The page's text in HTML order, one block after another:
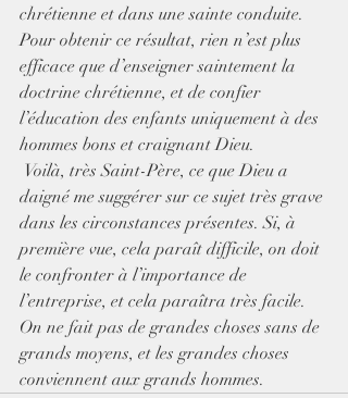
chrétienne et dans une sainte conduite.
Pour obtenir ce résultat, rien n’est plus
efficace que d’enseigner saintement la
doctrine chrétienne, et de confier
l’éducation des enfants uniquement à des
hommes bons et craignant Dieu.
daigné me suggérer sur ce sujet très grave
dans les circonstances présentes. Si, à
première vue, cela paraît difficile, on doit
le confronter à l’importance de
l’entreprise, et cela paraîtra très facile.
On ne fait pas de grandes choses sans de
grands moyens, et les grandes choses
conviennent aux grands hommes.